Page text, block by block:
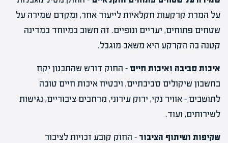
על המרת קרקעות חקלאיות לייעוד אחר, ומקדם שמירה על
שטחים פתוחים, יעריים ונופיים. זה חשוב במיוחד במדינה
קטנה בה הקרקע היא משאב מוגבל.
איכות סביבה ואיכות חיים – החוק דורש שהתכנון יקח
בחשבון שיקולים סביבתיים, ויבטיח איכות חיים טובה
לתושבים – אוויר נקי, ירוק עירוני, מרחבים ציבוריים, נגישות
לשירותים, ועוד.
שקיפות ושיתוף הציבור – החוק קובע זכויות לציבור